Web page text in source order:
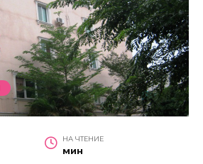
НА ЧТЕНИЕ
мин